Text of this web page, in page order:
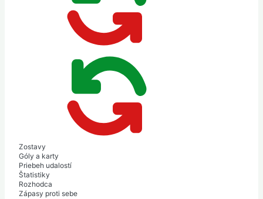
Zostavy
Góly a karty
Priebeh udalostí
Štatistiky
Rozhodca
Zápasy proti sebe